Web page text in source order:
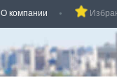
О компании